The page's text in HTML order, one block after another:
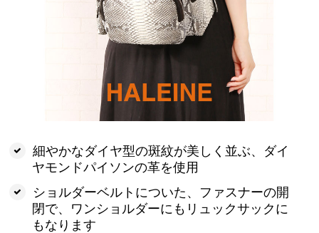
細やかなダイヤ型の斑紋が美しく並ぶ、ダイ
ヤモンドパイソンの革を使用
ショルダーベルトについた、ファスナーの開
閉で、ワンショルダーにもリュックサックに
もなります